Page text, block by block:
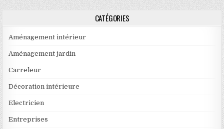
CATÉGORIES
Aménagement intérieur
Aménagement jardin
Carreleur
Décoration intérieure
Electricien
Entreprises